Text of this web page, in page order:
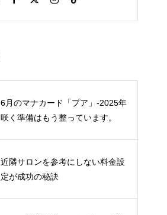
6月のマナカード「プア」‐2025年
咲く準備はもう整っています。
近隣サロンを参考にしない料金設
定が成功の秘訣